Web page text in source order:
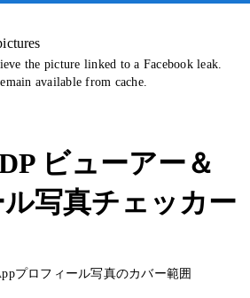
the picture linked to a Facebook leak.
available from cache.
ビューアー＆
写真チェッカー
プロフィール写真のカバー範囲